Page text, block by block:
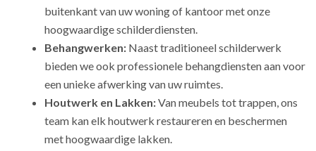
buitenkant van uw woning of kantoor met onze
hoogwaardige schilderdiensten.
Behangwerken: Naast traditioneel schilderwerk
bieden we ook professionele behangdiensten aan voor
een unieke afwerking van uw ruimtes.
Houtwerk en Lakken:Van meubels tot trappen, ons
team kan elk houtwerk restaureren en beschermen
met hoogwaardige lakken.